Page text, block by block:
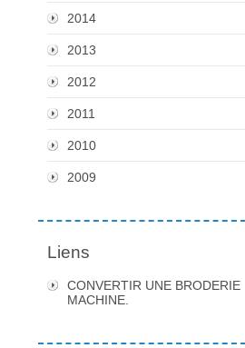
2014
2013
2012
2011
2010
2009
Liens
CONVERTIR UNE BRODERIE
MACHINE.